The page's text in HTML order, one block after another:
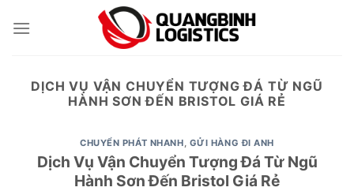
DỊCH VỤ VẬN CHUYỂN TƯỢNG ĐÁ TỪ NGŨ
HÀNH SƠN ĐẾN BRISTOL GIÁ RẺ
CHUYỂN PHÁT NHANH, GỬI HÀNG ĐI ANH
Dịch Vụ Vận Chuyển Tượng Đá Từ Ngũ
Hành Sơn Đến Bristol Giá Rẻ